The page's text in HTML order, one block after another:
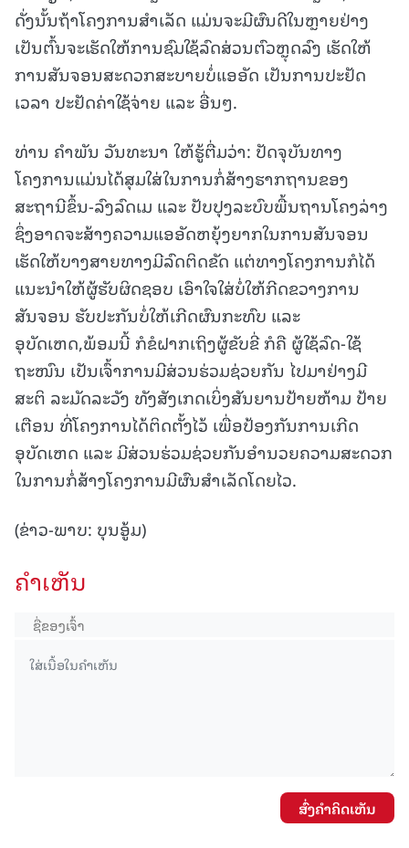
ດັ່ງນັ້ນຖ້າໂຄງການສຳເລັດ ແມ່ນຈະມີຜົນດີໃນຫຼາຍຢ່າງ
ເປັນຕົ້ນຈະເຮັດໃຫ້ການຊົມໃຊ້ລົດສ່ວນຕົວຫຼຸດລົງ ເຮັດໃຫ້
ການສັນຈອນສະດວກສະບາຍບໍ່ແອອັດ ເປັນການປະຢັດ
ເວລາ ປະຢັດຄ່າໃຊ້ຈ່າຍ ແລະ ອື່ນໆ.
ທ່ານ ຄຳພັນ ວັນທະນາ ໃຫ້ຮູ້ຕື່ມວ່າ: ປັດຈຸບັນທາງ
ໂຄງການແມ່ນໄດ້ສຸມໃສ່ໃນການກໍ່ສ້າງຮາກຖານຂອງ
ສະຖານີຂຶ້ນ-ລົງລົດເມ ແລະ ປັບປຸງລະບົບພື້ນຖານໂຄງລ່າງ
ຊຶ່ງອາດຈະສ້າງຄວາມແອອັດຫຍຸ້ງຍາກໃນການສັນຈອນ
ເຮັດໃຫ້ບາງສາຍທາງມີລົດຕິດຂັດ ແຕ່ທາງໂຄງການກໍໄດ້
ແນະນຳໃຫ້ຜູ້ຮັບຜິດຊອບ ເອົາໃຈໃສ່ບໍ່ໃຫ້ກີດຂວາງການ
ສັນຈອນ ຮັບປະກັນບໍ່ໃຫ້ເກີດຜົນກະທົບ ແລະ
ອຸບັດເຫດ,ພ້ອມນີ້ ກໍຂໍຝາກເຖິງຜູ້ຂັບຂີ່ ກໍຄື ຜູ້ໃຊ້ລົດ-ໃຊ້
ຖະໜົນ ເປັນເຈົ້າການມີສ່ວນຮ່ວມຊ່ວຍກັນ ໄປມາຢ່າງມີ
ສະຕິ ລະມັດລະວັງ ທັງສັງເກດເບິ່ງສັນຍານປ້າຍຫ້າມ ປ້າຍ
ເຕືອນ ທີ່ໂຄງການໄດ້ຕິດຕັ້ງໄວ້ ເພື່ອປ້ອງກັນການເກີດ
ອຸບັດເຫດ ແລະ ມີສ່ວນຮ່ວມຊ່ວຍກັນອຳນວຍຄວາມສະດວກ
ໃນການກໍ່ສ້າງໂຄງການມີຜົນສຳເລັດໂດຍໄວ.
(ຂ່າວ-ພາບ: ບຸນອູ້ມ)
ຄໍາເຫັນ
ສົ່ງຄໍາຄິດເຫັນ